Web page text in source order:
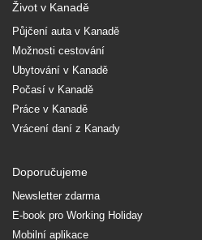
Život v Kanadě
Půjčení auta v Kanadě
Možnosti cestování
Ubytování v Kanadě
Počasí v Kanadě
Práce v Kanadě
Vrácení daní z Kanady
Doporučujeme
Newsletter zdarma
E-book pro Working Holiday
Mobilní aplikace